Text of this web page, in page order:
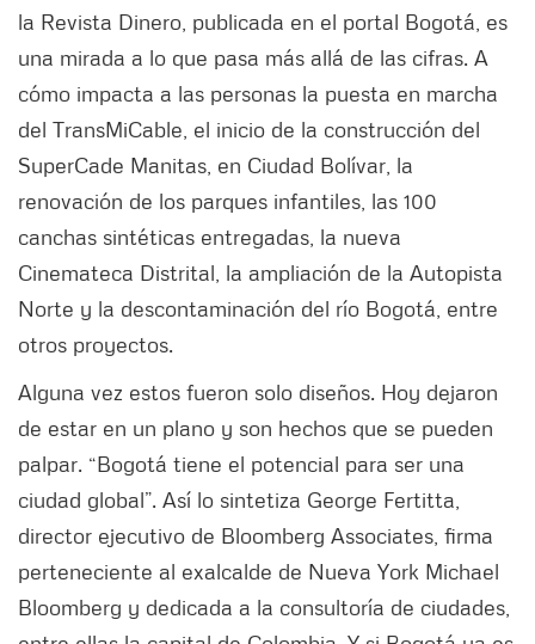
la Revista Dinero, publicada en el portal Bogotá, es
una mirada a lo que pasa más allá de las cifras. A
cómo impacta a las personas la puesta en marcha
del TransMiCable, el inicio de la construcción del
SuperCade Manitas, en Ciudad Bolívar, la
renovación de los parques infantiles, las 100
canchas sintéticas entregadas, la nueva
Cinemateca Distrital, la ampliación de la Autopista
Norte y la descontaminación del río Bogotá, entre
otros proyectos.
Alguna vez estos fueron solo diseños. Hoy dejaron
de estar en un plano y son hechos que se pueden
palpar. “Bogotá tiene el potencial para ser una
ciudad global”. Así lo sintetiza George Fertitta,
director ejecutivo de Bloomberg Associates, firma
perteneciente al exalcalde de Nueva York Michael
Bloomberg y dedicada a la consultoría de ciudades,